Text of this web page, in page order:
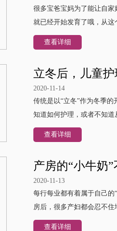
很多宝爸宝妈为了能让自
就已经开始发育了哦，从
查看详细
立冬后，儿童
2020-11-14
传统是以“立冬”作为冬季
知道如何护理，或者不知
查看详细
产房的“小牛奶
2020-11-13
每行每业都有着属于自己
房后，很多产妇都会忍不
查看详细